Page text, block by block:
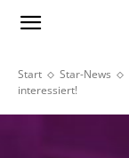
Start Star-News
interessiert!